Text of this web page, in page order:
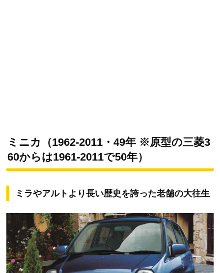
ミニカ（1962-2011・49年 ※原型の三菱3
60からは1961-2011で50年）
ミラやアルトより長い歴史を誇った老舗の大往生